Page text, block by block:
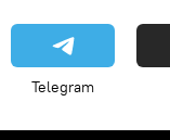
Telegram